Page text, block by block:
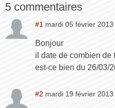
5 commentaires
#1 mardi 05 février
Bonjour
il date de combien de
est-ce bien du 26/03/
#2 mardi 19 février